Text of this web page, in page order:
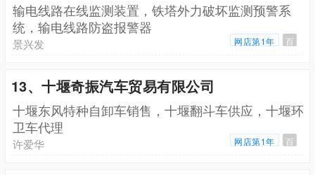
输电线路在线监测装置，铁塔外力破坏监测预警系
统，输电线路防盗报警器
景兴发 网店第1年 百
13、十堰奇振汽车贸易有限公司
十堰东风特种自卸车销售，十堰翻斗车供应，十堰环
卫车代理
许爱华 网店第1年 百